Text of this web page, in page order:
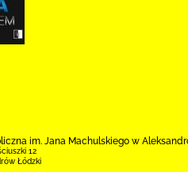
im. Jana Machulskiego w
12
Łódzki